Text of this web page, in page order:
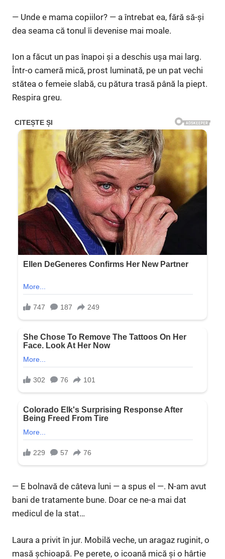
— Unde e mama copiilor? — a întrebat ea, fără să-și
dea seama că tonul îi devenise mai moale.
Ion a făcut un pas înapoi și a deschis ușa mai larg.
Într-o cameră mică, prost luminată, pe un pat vechi
stătea o femeie slabă, cu pătura trasă până la piept.
Respira greu.
— E bolnavă de câteva luni — a spus el —. N-am avut
bani de tratamente bune. Doar ce ne-a mai dat
medicul de la stat…
Laura a privit în jur. Mobilă veche, un aragaz ruginit, o
masă șchioapă. Pe perete, o icoană mică și o hârtie